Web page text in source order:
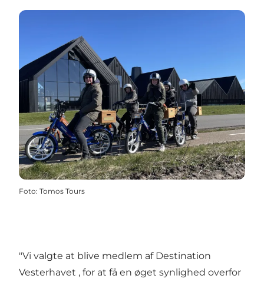
Foto: Tomos Tours
"Vi valgte at blive medlem af Destination
Vesterhavet , for at få en øget synlighed overfor